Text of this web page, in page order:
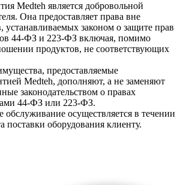
Medteh является добровольной
Она предоставляет права вне
устанавливаемых законом о защите прав
44-ФЗ и 223-ФЗ включая, помимо
продуктов, не соответствующих
предоставляемые
Medteh, дополняют, а не заменяют
законодательством о правах
44-ФЗ или 223-ФЗ.
обслуживание осуществляется в течении
поставки оборудования клиенту.